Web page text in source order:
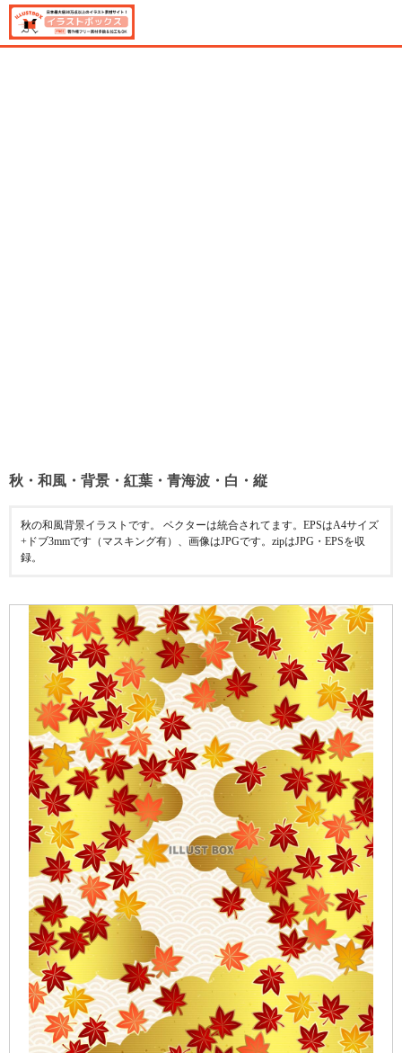
秋・和風・背景・紅葉・青海波・白・縦
秋の和風背景イラストです。 ベクターは統合されてます。EPSはA4サイズ
+ドブ3mmです（マスキング有）、画像はJPGです。zipはJPG・EPSを収
録。